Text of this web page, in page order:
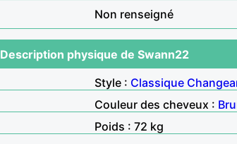
Non renseigné
Description physique de Swann22
Style : Classique
Couleur des cheveux :
Poids : 72 kg